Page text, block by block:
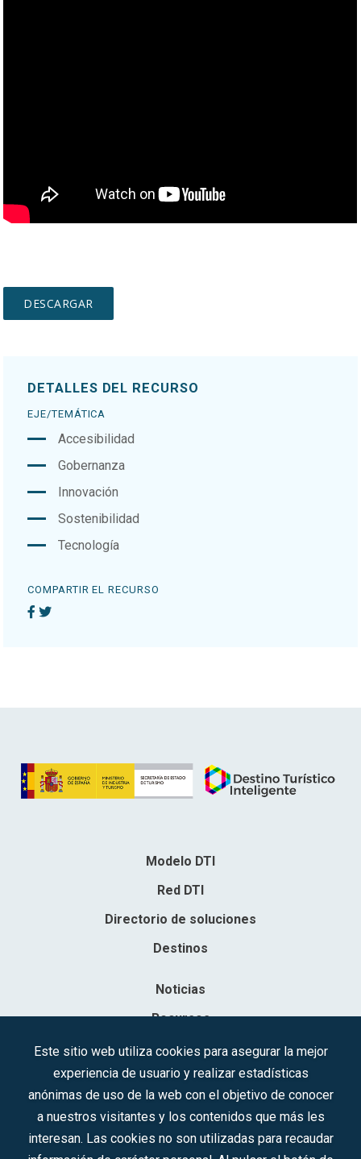
DETALLES DEL RECURSO
EJE/TEMÁTICA
Accesibilidad
Gobernanza
Innovación
Sostenibilidad
Tecnología
COMPARTIR EL RECURSO
Modelo DTI
Red DTI
Directorio de soluciones
Destinos
Noticias
Recursos
Contacto
Sociedad Mercantil Estatal para la Gestión de la Innovación y las
Inscrita en el R.M. de Madrid, T, 12593, Se. 8, F. 129, H. 201.307.
C.I.F.: A-81/874.984
Este sitio web utiliza cookies para asegurar la mejor
experiencia de usuario y realizar estadísticas
anónimas de uso de la web con el objetivo de conocer
a nuestros visitantes y los contenidos que más les
interesan. Las cookies no son utilizadas para recaudar